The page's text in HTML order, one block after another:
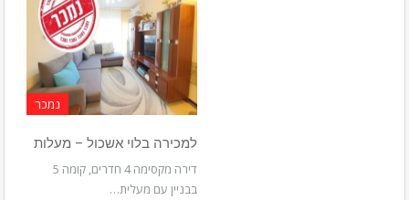
נמכר
למכירה בלוי אשכול – מעלות
דירה מקסימה 4 חדרים, קומה 5
בבניין עם מעלית…